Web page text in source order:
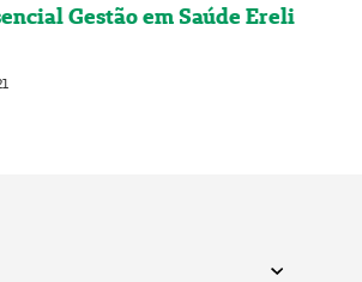
Gestão em Saúde Ereli